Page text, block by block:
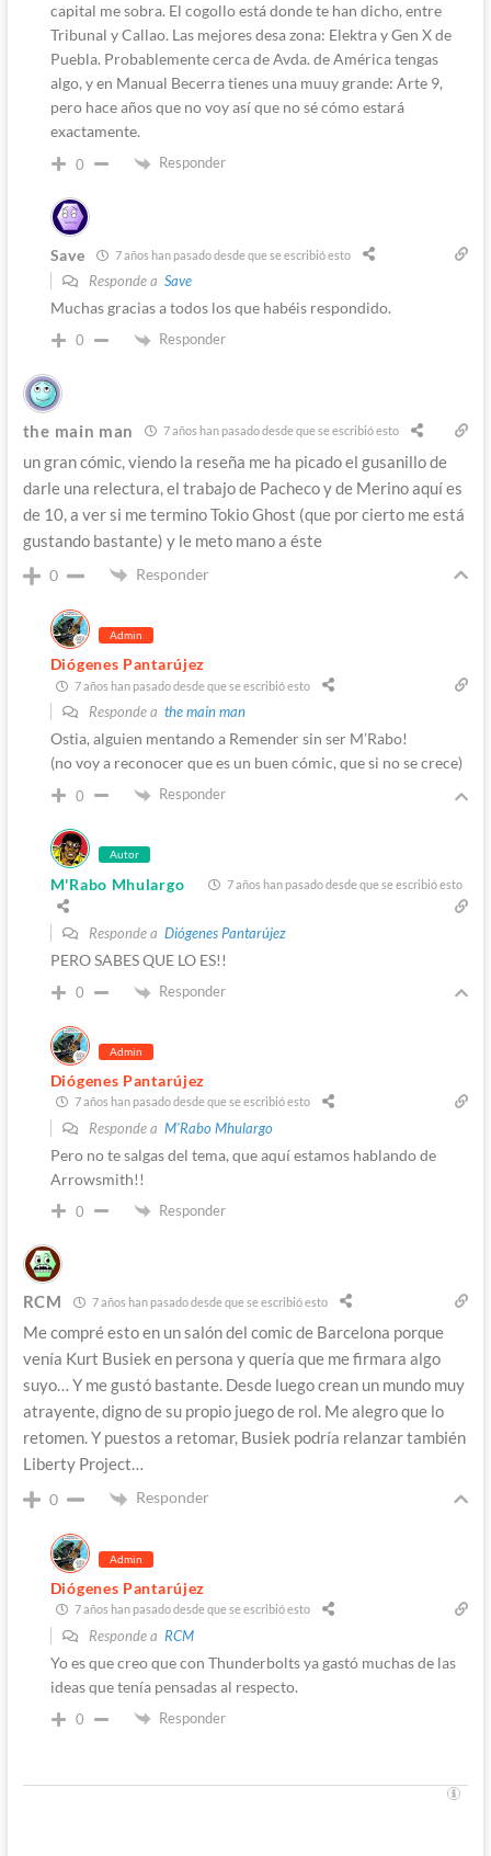
capital me sobra. El cogollo está donde te han dicho, entre
Tribunal y Callao. Las mejores desa zona: Elektra y Gen X de
Puebla. Probablemente cerca de Avda. de América tengas
algo, y en Manual Becerra tienes una muuy grande: Arte 9,
pero hace años que no voy así que no sé cómo estará
exactamente.
0 Responder
Save 7 años han pasado desde que se escribió esto
Responde a Save
Muchas gracias a todos los que habéis respondido.
0 Responder
the main man 7 años han pasado desde que se escribió esto
un gran cómic, viendo la reseña me ha picado el gusanillo de
darle una relectura, el trabajo de Pacheco y de Merino aquí es
de 10, a ver si me termino Tokio Ghost (que por cierto me está
gustando bastante) y le meto mano a éste
0 Responder
Admin
Diógenes Pantarújez
7 años han pasado desde que se escribió esto
Responde a the main man
Ostia, alguien mentando a Remender sin ser M’Rabo!
(no voy a reconocer que es un buen cómic, que si no se crece)
0 Responder
Autor
M'Rabo Mhulargo 7 años han pasado desde que se escribió esto
Responde a Diógenes Pantarújez
PERO SABES QUE LO ES!!
0 Responder
Admin
Diógenes Pantarújez
7 años han pasado desde que se escribió esto
Responde a M'Rabo Mhulargo
Pero no te salgas del tema, que aquí estamos hablando de
Arrowsmith!!
0 Responder
RCM 7 años han pasado desde que se escribió esto
Me compré esto en un salón del comic de Barcelona porque
venía Kurt Busiek en persona y quería que me firmara algo
suyo… Y me gustó bastante. Desde luego crean un mundo muy
atrayente, digno de su propio juego de rol. Me alegro que lo
retomen. Y puestos a retomar, Busiek podría relanzar también
Liberty Project…
0 Responder
Admin
Diógenes Pantarújez
7 años han pasado desde que se escribió esto
Responde a RCM
Yo es que creo que con Thunderbolts ya gastó muchas de las
ideas que tenía pensadas al respecto.
0 Responder